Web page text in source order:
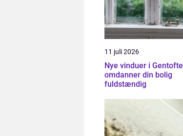
11 juli 2026
Nye vinduer i Gentofte
omdanner din bolig
fuldstændig